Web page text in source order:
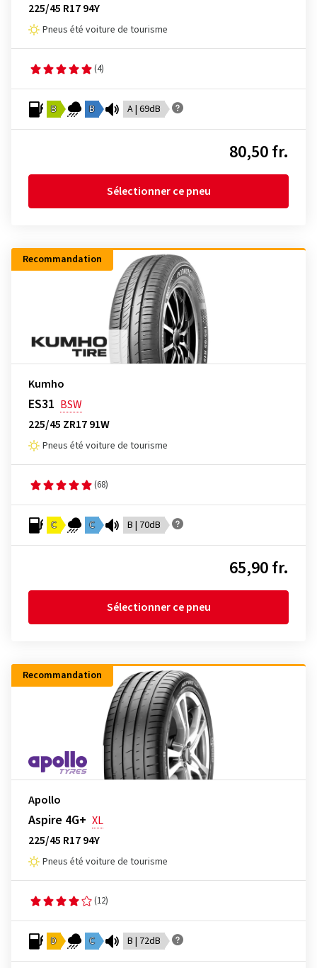
225/45 R17 94Y
Pneus été voiture de tourisme
(4)
B B A | 69dB
80,50 fr.
Sélectionner ce pneu
Recommandation
Kumho
ES31 BSW
225/45 ZR17 91W
Pneus été voiture de tourisme
(68)
C C B | 70dB
65,90 fr.
Sélectionner ce pneu
Recommandation
Apollo
Aspire 4G+ XL
225/45 R17 94Y
Pneus été voiture de tourisme
(12)
D C B | 72dB